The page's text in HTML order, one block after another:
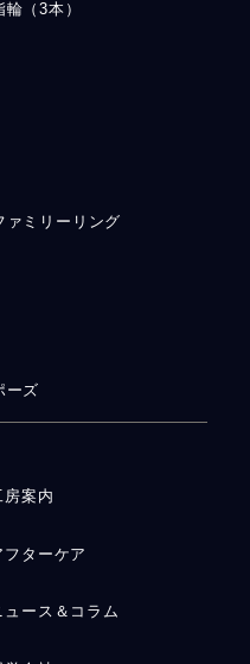
（3本）
ァミリーリング
ーズ
房案内
フターケア
ュース＆コラム